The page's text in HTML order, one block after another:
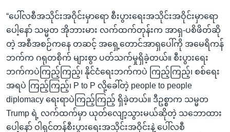
“ပေါ်လစီအသိုင်းအဝိုင်းမှာရော စီးပွားရေးအသိုင်းအဝိုင်းမှာရော
ပေါ့နော် သမ္မတ အိုဘားမား လက်ထက်တုန်းက အာရှ-ပစိဖိတ်ဆို
တဲ့ အစီအစဉ်ကနေ တဆင့် အရှေ့တောင်အာရှပေါ်ကို အမေရိကန်
ဘက်က ဂရုတစိုက် များစွာ ပတ်သက်မှုရှိခဲ့တယ်။ စီးပွားရေး
ဘက်ကပဲကြည့်ကြည့်၊ နိုင်ငံရေးဘက်ကပဲ ကြည့်ကြည့်၊ စစ်ရေး
အရပဲ ကြည့်ကြည့်၊ P to P လို့ခေါ်တဲ့ people to people
diplomacy ရေးရာပဲကြည့်ကြည့် ရှိခဲ့တယ်။ ဒီဥစ္စာက သမ္မတ
Trump ရဲ့ လက်ထက်မှာ ယုတ်လျော့သွားမယ်ဆိုတဲ့ သဘောထား
ပေါ့နော် ဝါရှင်တန်စီးပွားရေးအသိုင်းအဝိုင်းနဲ့ ပေါ်လစီ